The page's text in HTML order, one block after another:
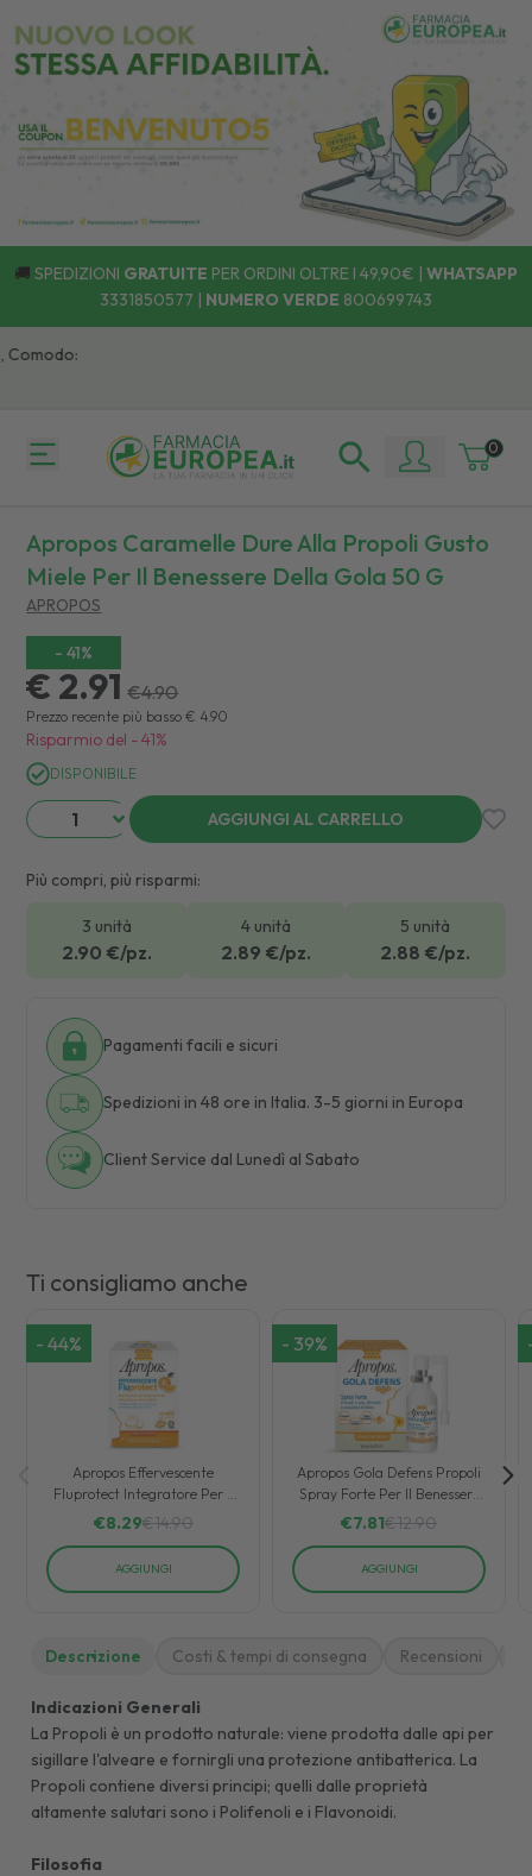
🚚 SPEDIZIONI GRATUITE PER ORDINI OLTRE I 49,90€ | WHATSAPP
3331850577 | NUMERO VERDE 800699743
0
Apropos Caramelle Dure Alla Propoli Gusto
Miele Per Il Benessere Della Gola 50 G
APROPOS
- 41%
€ 2.91 €4.90
Prezzo recente più basso € 4.90
Risparmio del -41%
DISPONIBILE
AGGIUNGI AL CARRELLO
Più compri, più risparmi:
3 unità
2.90 €/pz.
4 unità
2.89 €/pz.
5 unità
2.88 €/pz.
Pagamenti facili e sicuri
Spedizioni in 48 ore in Italia. 3-5 giorni in Europa
Client Service dal Lunedì al Sabato
Ti consigliamo anche
- 44%
Apropos Effervescente
Fluprotect Integratore Per Il
Sistema Immunitario 20 cpr
€8.29€14.90
AGGIUNGI
- 39%
Apropos Gola Defens Propoli
Spray Forte Per Il Benessere
Della Gola 20 ml
€7.81€12.90
AGGIUNGI
Descrizione Costi & tempi di consegna Recensioni
Indicazioni Generali
La Propoli è un prodotto naturale: viene prodotta dalle api per
sigillare l'alveare e fornirgli una protezione antibatterica. La
Propoli contiene diversi principi; quelli dalle proprietà
altamente salutari sono i Polifenoli e i Flavonoidi.
Filosofia